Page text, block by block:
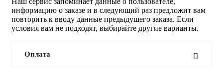
информацию о заказе и в следующий раз предложит вам
повторить к вводу данные предыдущего заказа. Если
условия вам не подходят, выбирайте другие варианты.
Оплата